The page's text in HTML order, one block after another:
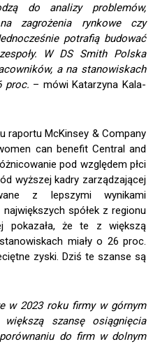
do analizy problemów,
zagrożenia rynkowe czy
potrafią budować
W DS Smith Polska
a na stanowiskach
proc. – mówi Katarzyna Kala-
raportu McKinsey & Company
can benefit Central and
pod względem płci
wyższej kadry zarządzającej
z lepszymi wynikami
spółek z regionu
pokazała, że te z większą
miały o 26 proc.
zyski. Dziś te szanse są
w 2023 roku firmy w górnym
szansę osiągnięcia
do firm w dolnym